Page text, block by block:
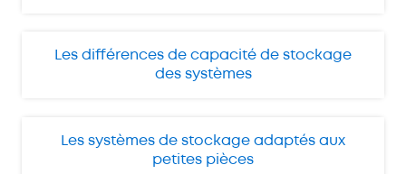
Les différences de capacité de stockage
des systèmes
Les systèmes de stockage adaptés aux
petites pièces